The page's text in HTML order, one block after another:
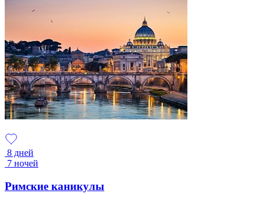
8 дней
7 ночей
Римские каникулы